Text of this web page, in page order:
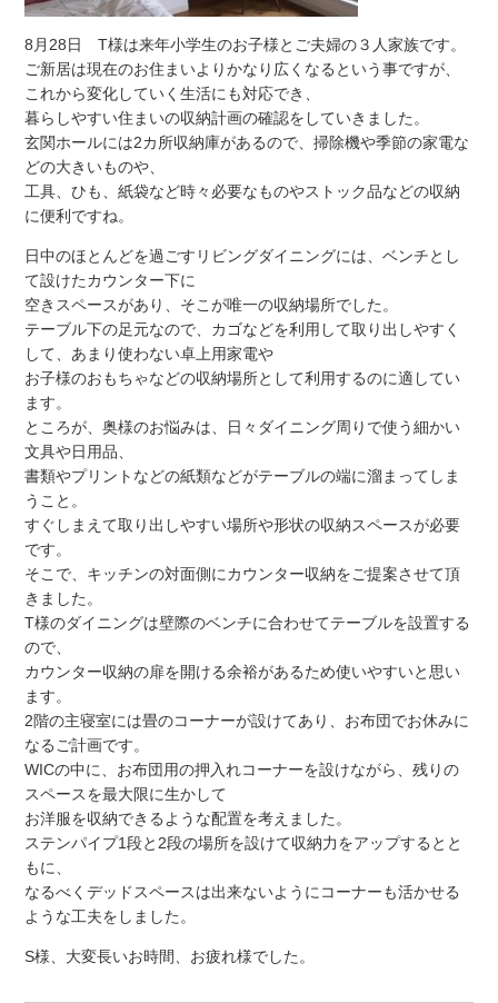
8月28日 T様は来年小学生のお子様とご夫婦の３人家族です。
ご新居は現在のお住まいよりかなり広くなるという事ですが、
これから変化していく生活にも対応でき、
暮らしやすい住まいの収納計画の確認をしていきました。
玄関ホールには2カ所収納庫があるので、掃除機や季節の家電な
どの大きいものや、
工具、ひも、紙袋など時々必要なものやストック品などの収納
に便利ですね。
日中のほとんどを過ごすリビングダイニングには、ベンチとし
て設けたカウンター下に
空きスペースがあり、そこが唯一の収納場所でした。
テーブル下の足元なので、カゴなどを利用して取り出しやすく
して、あまり使わない卓上用家電や
お子様のおもちゃなどの収納場所として利用するのに適してい
ます。
ところが、奥様のお悩みは、日々ダイニング周りで使う細かい
文具や日用品、
書類やプリントなどの紙類などがテーブルの端に溜まってしま
うこと。
すぐしまえて取り出しやすい場所や形状の収納スペースが必要
です。
そこで、キッチンの対面側にカウンター収納をご提案させて頂
きました。
T様のダイニングは壁際のベンチに合わせてテーブルを設置する
ので、
カウンター収納の扉を開ける余裕があるため使いやすいと思い
ます。
2階の主寝室には畳のコーナーが設けてあり、お布団でお休みに
なるご計画です。
WICの中に、お布団用の押入れコーナーを設けながら、残りの
スペースを最大限に生かして
お洋服を収納できるような配置を考えました。
ステンパイプ1段と2段の場所を設けて収納力をアップするとと
もに、
なるべくデッドスペースは出来ないようにコーナーも活かせる
ような工夫をしました。
S様、大変長いお時間、お疲れ様でした。